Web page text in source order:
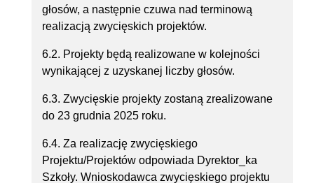
głosów, a następnie czuwa nad terminową
realizacją zwycięskich projektów.
6.2. Projekty będą realizowane w kolejności
wynikającej z uzyskanej liczby głosów.
6.3. Zwycięskie projekty zostaną zrealizowane
do 23 grudnia 2025 roku.
6.4. Za realizację zwycięskiego
Projektu/Projektów odpowiada Dyrektor_ka
Szkoły. Wnioskodawca zwycięskiego projektu